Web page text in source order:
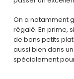
On a notamment
régalé. En prime,
de bons petits
aussi bien dans
spécialement